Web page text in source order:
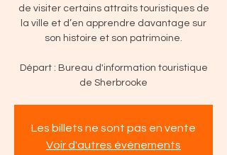
de visiter certains attraits touristiques de
la ville et d’en apprendre davantage sur
son histoire et son patrimoine.
Départ : Bureau d'information touristique
de Sherbrooke
Les billets ne sont pas en vente
Voir d'autres événements